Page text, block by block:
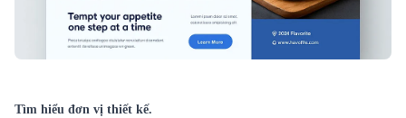
Tìm hiểu đơn vị thiết kế.